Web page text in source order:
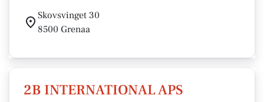
Skovsvinget 30
8500 Grenaa
2B INTERNATIONAL APS